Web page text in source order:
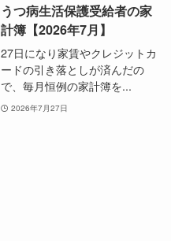
うつ病生活保護受給者の家
計簿【2026年7月】
27日になり家賃やクレジットカ
ードの引き落としが済んだの
で、毎月恒例の家計簿を...
2026年7月27日